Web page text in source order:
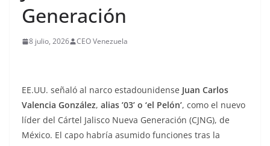
Generación
8 julio, 2026 CEO Venezuela
EE.UU. señaló al narco estadounidense Juan Carlos
Valencia González, alias ’03’ o ‘el Pelón’, como el nuevo
líder del Cártel Jalisco Nueva Generación (CJNG), de
México. El capo habría asumido funciones tras la